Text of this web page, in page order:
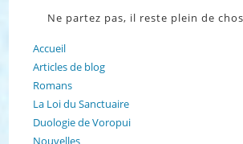
Ne partez pas, il reste plein de
Accueil
Articles de blog
Romans
La Loi du Sanctuaire
Duologie de Voropui